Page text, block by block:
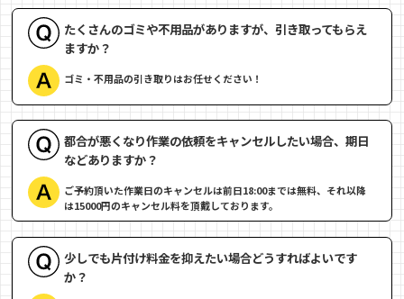
たくさんのゴミや不用品がありますが、引き取ってもらえ
ますか？
ゴミ・不用品の引き取りはお任せください！
都合が悪くなり作業の依頼をキャンセルしたい場合、期日
などありますか？
ご予約頂いた作業日のキャンセルは前日18:00までは無料、それ以降
は15000円のキャンセル料を頂戴しております。
少しでも片付け料金を抑えたい場合どうすればよいです
か？